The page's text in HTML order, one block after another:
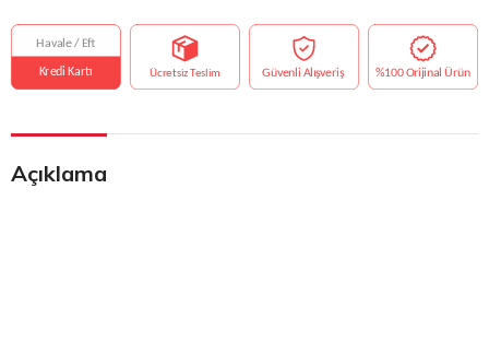
Açıklama